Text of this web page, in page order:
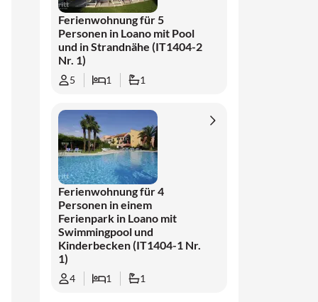
Ferienwohnung für 5
Personen in Loano mit Pool
und in Strandnähe (IT1404-2
Nr. 1)
5 1 1
Ferienwohnung für 4
Personen in einem
Ferienpark in Loano mit
Swimmingpool und
Kinderbecken (IT1404-1 Nr.
1)
4 1 1